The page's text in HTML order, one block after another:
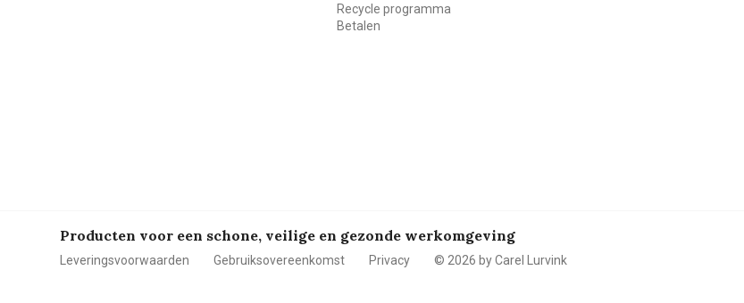
Recycle programma
Betalen
Producten voor een schone, veilige en gezonde werkomgeving
Leveringsvoorwaarden Gebruiksovereenkomst Privacy © 2026 by Carel Lurvink